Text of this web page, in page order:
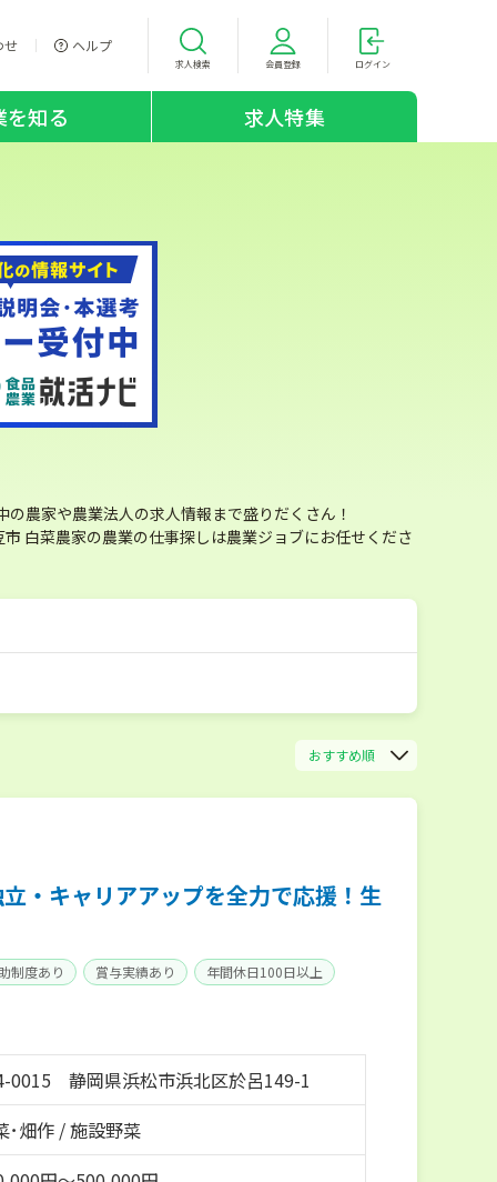
せ ヘルプ
求人検索 会員登録 ログイン
を知る 求人特集
農家や農業法人の求人情報まで盛りだくさん！
白菜農家の農業の仕事探しは農業ジョブにお任せくださ
おすすめ順
・キャリアアップを全力で応援！生
制度あり 賞与実績あり 年間休日100日以上
0015 静岡県浜松市浜北区於呂149-1
･畑作 / 施設野菜